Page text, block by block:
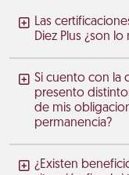
Las
Diez Plus ¿son lo
Si cuento con la
presento
de mis
permanencia?
¿Existen